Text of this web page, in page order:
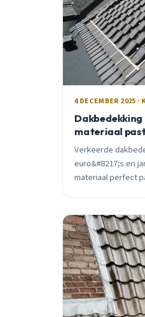
4 DECEMBER 2025 ·
Dakbedekking
materiaal past
Verkeerde
euro&#8217;s en
materiaal perfect